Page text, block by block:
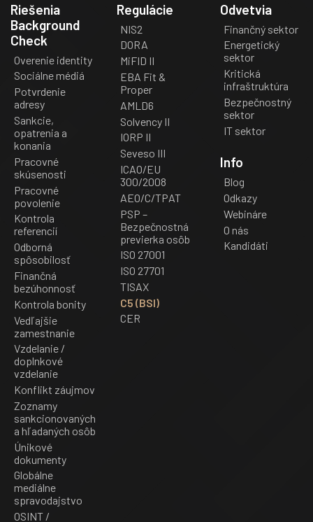
Riešenia
Background
Check
Overenie identity
Sociálne médiá
Potvrdenie
adresy
Sankcie,
opatrenia a
konania
Pracovné
skúsenosti
Pracovné
povolenie
Kontrola
referencií
Odborná
spôsobilosť
Finančná
bezúhonnosť
Kontrola bonity
Vedľajšie
zamestnanie
Vzdelanie /
doplnkové
vzdelanie
Konflikt záujmov
Zoznamy
sankcionovaných
a hľadaných osôb
Únikové
dokumenty
Globálne
mediálne
spravodajstvo
OSINT /
Regulácie
NIS2
DORA
MiFID II
EBA Fit &
Proper
AMLD6
Solvency II
IORP II
Seveso III
ICAO/EU
300/2008
AEO/C/TPAT
PSP –
Bezpečnostná
previerka osôb
ISO 27001
ISO 27701
TISAX
C5 (BSI)
CER
Odvetvia
Finančný sektor
Energetický
sektor
Kritická
infraštruktúra
Bezpečnostný
sektor
IT sektor
Info
Blog
Odkazy
Webináre
O nás
Kandidáti